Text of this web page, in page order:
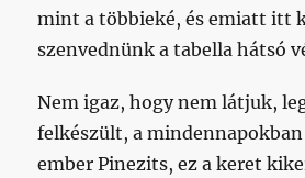
mint a többieké, és emiatt itt
szenvednünk a tabella hátsó
Nem igaz, hogy nem látjuk,
felkészült, a
ember Pinezits, ez a keret